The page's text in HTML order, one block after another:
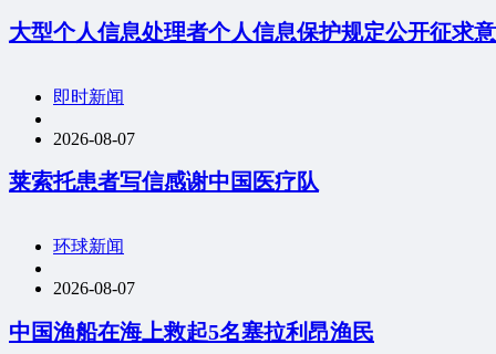
大型个人信息处理者个人信息保护规定公开征求
即时新闻
2026-08-07
莱索托患者写信感谢中国医疗队
环球新闻
2026-08-07
中国渔船在海上救起5名塞拉利昂渔民